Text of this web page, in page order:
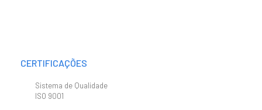
CERTIFICAÇÕES
Sistema de Qualidade
ISO 9001